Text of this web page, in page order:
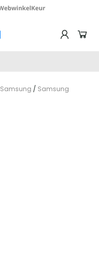
Samsung / Samsung